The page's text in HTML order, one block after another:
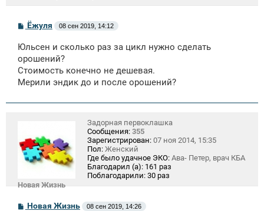
С
б
щ
е
н
и
Ёжуля 08 сен 2019, 14:12
Юльсен и сколько раз за цикл нужно сделать
орошений?
Стоимость конечно не дешевая.
Мерили эндик до и после орошений?
Новая Жизнь
Задорная первоклашка
Сообщения: 355
Зарегистрирован: 07 ноя 2014, 15:35
Пол: Женский
Где было удачное ЭКО: Ава- Петер, врач КБА
Благодарил (а): 161 раз
Поблагодарили: 30 раз
СНовая Жизнь 08 сен 2019, 14:26